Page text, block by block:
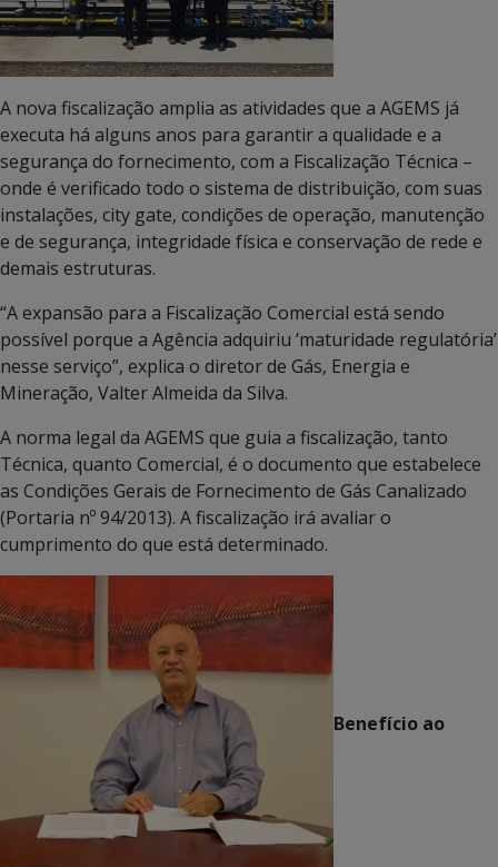
A nova fiscalização amplia as atividades que a AGEMS já
executa há alguns anos para garantir a qualidade e a
segurança do fornecimento, com a Fiscalização Técnica –
onde é verificado todo o sistema de distribuição, com suas
instalações, city gate, condições de operação, manutenção
e de segurança, integridade física e conservação de rede e
demais estruturas.
“A expansão para a Fiscalização Comercial está sendo
possível porque a Agência adquiriu ‘maturidade regulatória’
nesse serviço”, explica o diretor de Gás, Energia e
Mineração, Valter Almeida da Silva.
A norma legal da AGEMS que guia a fiscalização, tanto
Técnica, quanto Comercial, é o documento que estabelece
as Condições Gerais de Fornecimento de Gás Canalizado
(Portaria nº 94/2013). A fiscalização irá avaliar o
cumprimento do que está determinado.
Benefício ao